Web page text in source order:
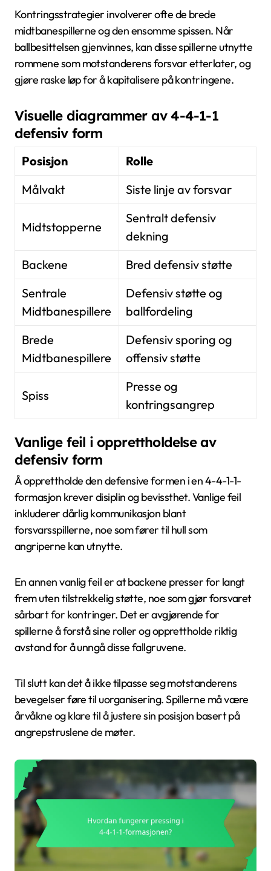
Kontringsstrategier involverer ofte de brede
midtbanespillerne og den ensomme spissen. Når
ballbesittelsen gjenvinnes, kan disse spillerne utnytte
rommene som motstanderens forsvar etterlater, og
gjøre raske løp for å kapitalisere på kontringene.
Visuelle diagrammer av 4-4-1-1
defensiv form
Posisjon
Rolle
Målvakt
Siste linje av forsvar
Midtstopperne
Sentralt defensiv
dekning
Backene
Bred defensiv støtte
Sentrale
Midtbanespillere
Defensiv støtte og
ballfordeling
Brede
Midtbanespillere
Defensiv sporing og
offensiv støtte
Spiss
Presse og
kontringsangrep
Vanlige feil i opprettholdelse av
defensiv form
Å opprettholde den defensive formen i en 4-4-1-1-
formasjon krever disiplin og bevissthet. Vanlige feil
inkluderer dårlig kommunikasjon blant
forsvarsspillerne, noe som fører til hull som
angriperne kan utnytte.
En annen vanlig feil er at backene presser for langt
frem uten tilstrekkelig støtte, noe som gjør forsvaret
sårbart for kontringer. Det er avgjørende for
spillerne å forstå sine roller og opprettholde riktig
avstand for å unngå disse fallgruvene.
Til slutt kan det å ikke tilpasse seg motstanderens
bevegelser føre til uorganisering. Spillerne må være
årvåkne og klare til å justere sin posisjon basert på
angrepstruslene de møter.